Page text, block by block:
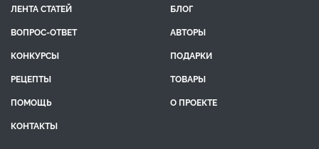
ЛЕНТА СТАТЕЙ
БЛОГ
ВОПРОС-ОТВЕТ
АВТОРЫ
КОНКУРСЫ
ПОДАРКИ
РЕЦЕПТЫ
ТОВАРЫ
ПОМОЩЬ
О ПРОЕКТЕ
КОНТАКТЫ